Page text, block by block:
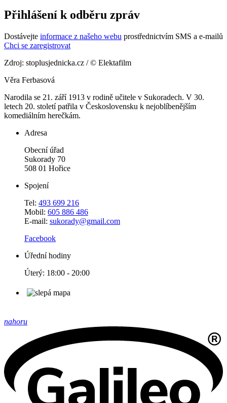
Přihlášení k odběru zpráv
Dostávejte informace z našeho webu prostřednictvím SMS a e-mailů
Chci se zaregistrovat
Zdroj: stoplusjednicka.cz / © Elektafilm
Věra Ferbasová
Narodila se 21. září 1913 v rodině učitele v Sukoradech. V 30.
letech 20. století patřila v Československu k nejoblíbenějším
komediálním herečkám.
Adresa
Obecní úřad
Sukorady 70
508 01 Hořice
Spojení
Tel: 493 699 216
Mobil: 605 886 486
E-mail: sukorady@gmail.com
Facebook
Úřední hodiny
Úterý: 18:00 - 20:00
nahoru